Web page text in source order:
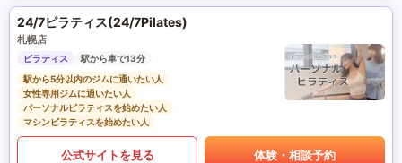
24/7ピラティス(24/7Pilates)
札幌店
ピラティス
駅から車で13分
駅から5分以内のジムに通いたい人
女性専用ジムに通いたい人
パーソナルピラティスを始めたい人
マシンピラティスを始めたい人
公式サイトを見る 体験・相談予約